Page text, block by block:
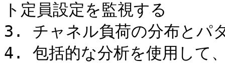
ト定員設定を監視する
3. チャネル負荷の分布とパ
4. 包括的な分析を使用して